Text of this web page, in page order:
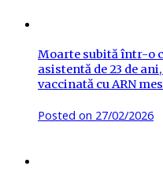
Moarte subită într-o
asistentă de 23 de
vaccinată cu ARN
Posted on 27/02/2026